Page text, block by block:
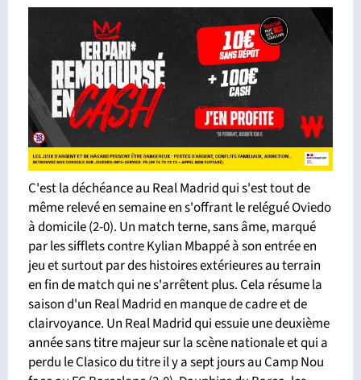
C'est la déchéance au Real Madrid qui s'est tout de
même relevé en semaine en s'offrant le relégué Oviedo
à domicile (2-0). Un match terne, sans âme, marqué
par les sifflets contre Kylian Mbappé à son entrée en
jeu et surtout par des histoires extérieures au terrain
en fin de match qui ne s'arrêtent plus. Cela résume la
saison d'un Real Madrid en manque de cadre et de
clairvoyance. Un Real Madrid qui essuie une deuxième
année sans titre majeur sur la scène nationale et qui a
perdu le Clasico du titre il y a sept jours au Camp Nou